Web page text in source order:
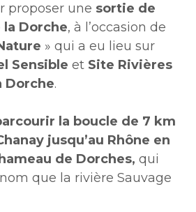
proposer une sortie de
Dorche, à l’occasion de
» qui a eu lieu sur
Sensible et Site Rivières
Dorche.
la boucle de 7 km
jusqu’au Rhône en
de Dorches, qui
que la rivière Sauvage